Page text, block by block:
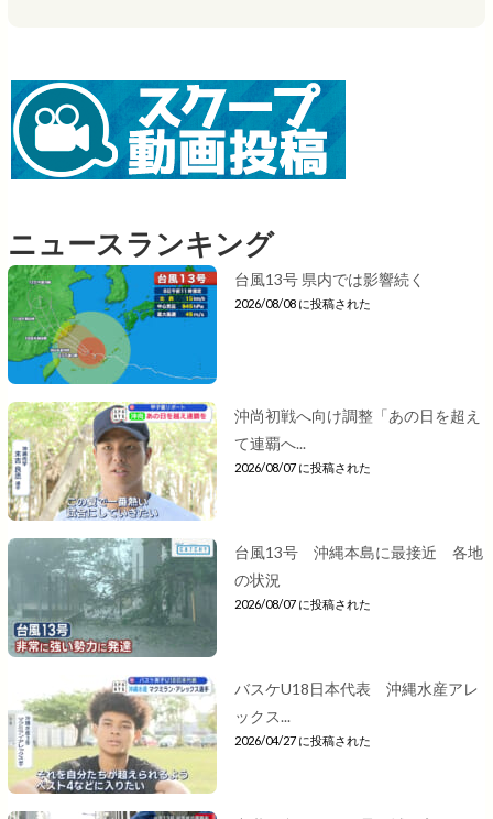
ニュースランキング
台風13号 県内では影響続く
2026/08/08 に投稿された
沖尚初戦へ向け調整「あの日を超え
て連覇へ...
2026/08/07 に投稿された
台風13号 沖縄本島に最接近 各地
の状況
2026/08/07 に投稿された
バスケU18日本代表 沖縄水産アレ
ックス...
2026/04/27 に投稿された